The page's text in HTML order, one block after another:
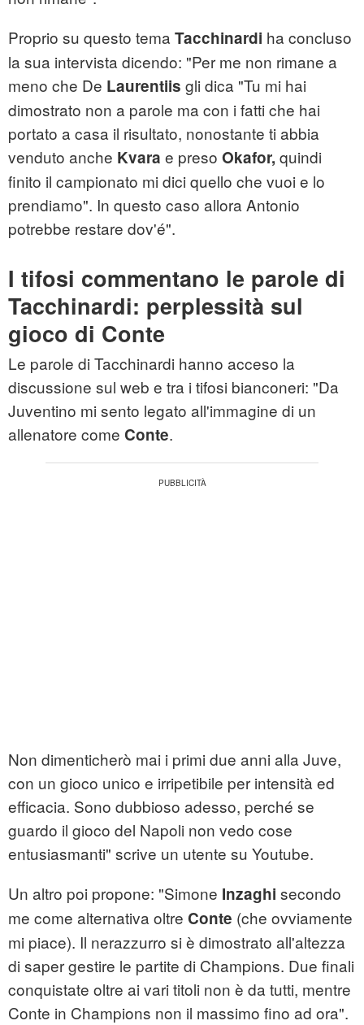
Proprio su questo tema Tacchinardi ha concluso
la sua intervista dicendo: "Per me non rimane a
meno che De Laurentiis gli dica "Tu mi hai
dimostrato non a parole ma con i fatti che hai
portato a casa il risultato, nonostante ti abbia
venduto anche Kvara e preso Okafor, quindi
finito il campionato mi dici quello che vuoi e lo
prendiamo". In questo caso allora Antonio
potrebbe restare dov'é".
I tifosi commentano le parole di
Tacchinardi: perplessità sul
gioco di Conte
Le parole di Tacchinardi hanno acceso la
discussione sul web e tra i tifosi bianconeri: "Da
Juventino mi sento legato all'immagine di un
allenatore come Conte.
Non dimenticherò mai i primi due anni alla Juve,
con un gioco unico e irripetibile per intensità ed
efficacia. Sono dubbioso adesso, perché se
guardo il gioco del Napoli non vedo cose
entusiasmanti" scrive un utente su Youtube.
Un altro poi propone: "Simone Inzaghi secondo
me come alternativa oltre Conte (che ovviamente
mi piace). Il nerazzurro si è dimostrato all'altezza
di saper gestire le partite di Champions. Due finali
conquistate oltre ai vari titoli non è da tutti, mentre
Conte in Champions non il massimo fino ad ora".